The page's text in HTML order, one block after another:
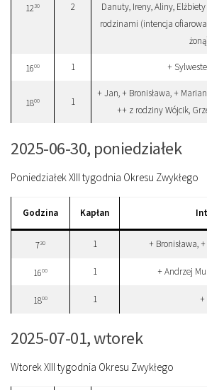
1230 2
Danuty, Ireny, Aliny,
rodzinami (intencja
1600 1 +
1800 1
+ Jan, + Bronisława, +
++ z rodziny Wójcik,
2025-06-30, poniedziałek
Poniedziałek XIII tygodnia Okresu Zwykłego
Godzina Kapłan
730 1 + Bronisława,
1600 1 + Andrzej
1800 1 +
2025-07-01, wtorek
Wtorek XIII tygodnia Okresu Zwykłego